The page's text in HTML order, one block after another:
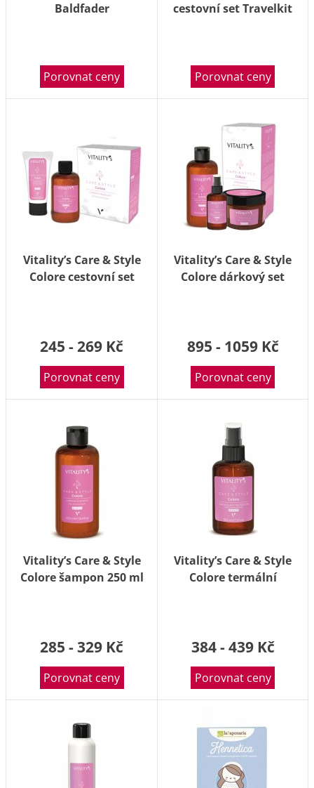
Baldfader
Porovnat ceny
cestovní set Travelkit
Porovnat ceny
Vitality’s Care & Style
Colore cestovní set
245 - 269 Kč
Porovnat ceny
Vitality’s Care & Style
Colore dárkový set
895 - 1059 Kč
Porovnat ceny
Vitality’s Care & Style
Colore šampon 250 ml
285 - 329 Kč
Porovnat ceny
Vitality’s Care & Style
Colore termální
384 - 439 Kč
Porovnat ceny